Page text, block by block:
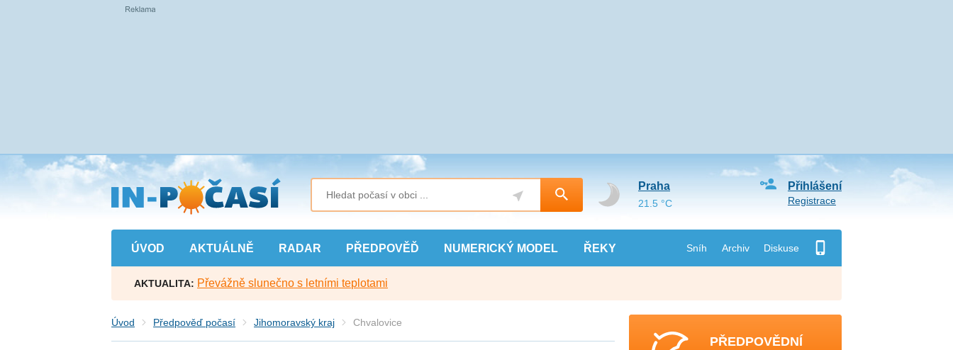
Přejít
na
hlavní
obsah
ÚVOD AKTUÁLNĚ RADAR PŘEDPOVĚĎ NUMERICKÝ MODEL ŘEKY Sníh Archiv Diskuse
Přihlášení
Registrace
Praha
21.5 °C
AKTUALITA: Převážně slunečno s letními teplotami
Úvod Předpověď počasí Jihomoravský kraj Chvalovice
PŘEDPOVĚDNÍ